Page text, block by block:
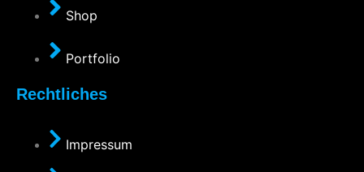
Shop
Portfolio
Rechtliches
Impressum